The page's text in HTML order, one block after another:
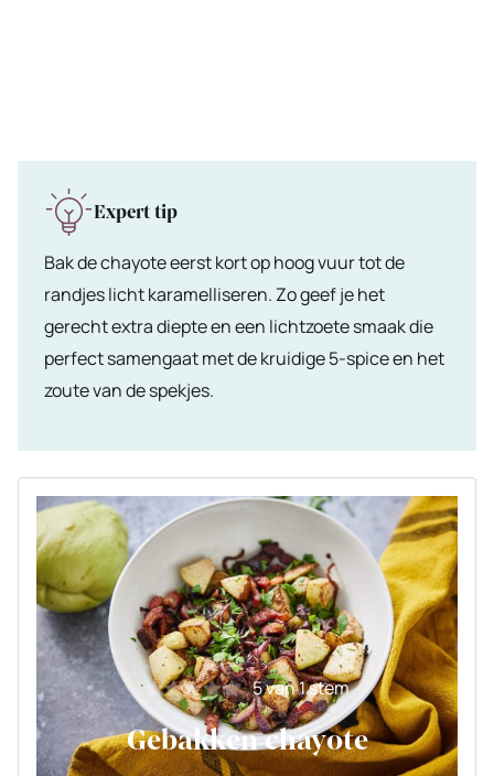
Expert tip
Bak de chayote eerst kort op hoog vuur tot de
randjes licht karamelliseren. Zo geef je het
gerecht extra diepte en een lichtzoete smaak die
perfect samengaat met de kruidige 5-spice en het
zoute van de spekjes.
5van 1 stem
Gebakken chayote